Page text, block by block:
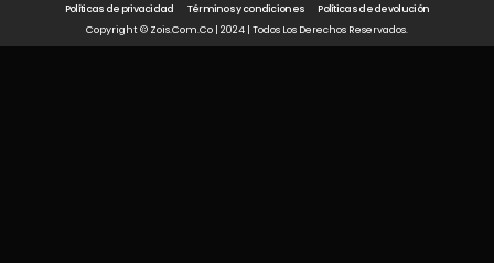
Políticas de privacidad Términos y condiciones
Políticas de devolución
Copyright © Zois.com.co | 2024 | Todos Los Derechos Reservados.